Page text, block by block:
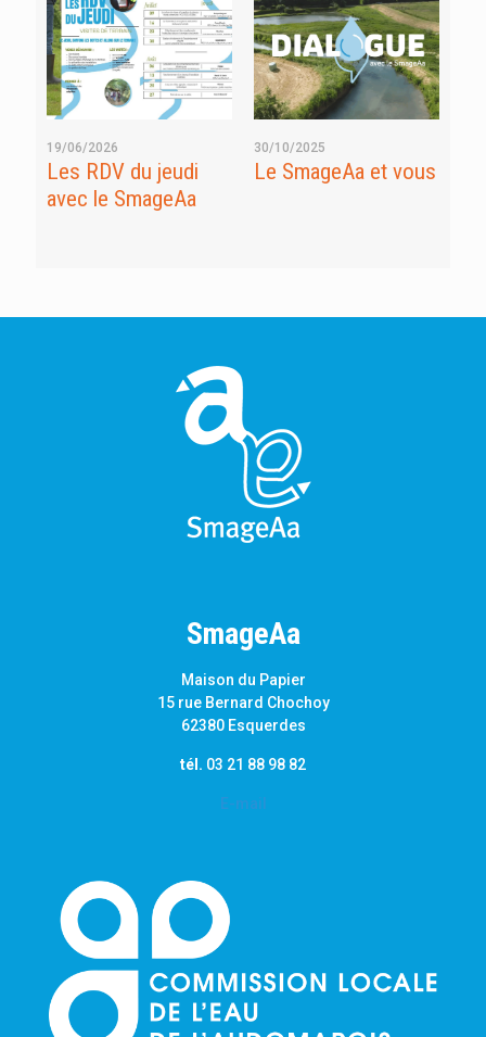
19/06/2026
Les RDV du jeudi
avec le SmageAa
30/10/2025
Le SmageAa et vous
SmageAa
Maison du Papier
15 rue Bernard Chochoy
62380 Esquerdes
tél. 03 21 88 98 82
E-mail